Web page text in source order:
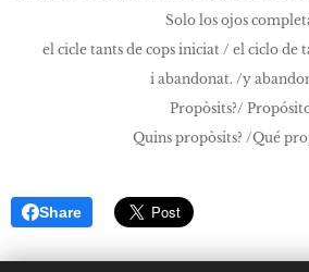
Solo los ojos
el cicle tants de cops iniciat / el ciclo de
i abandonat. /y
Propòsits?/
Quins propòsits? /Qué
Share